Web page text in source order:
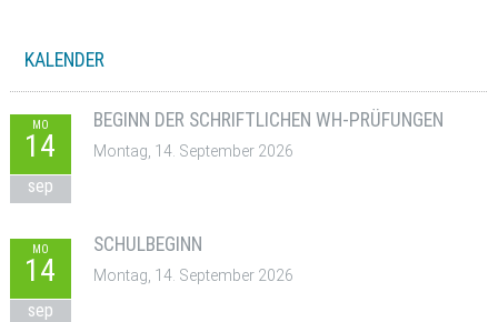
KALENDER
MO
14
sep
BEGINN DER SCHRIFTLICHEN WH-PRÜFUNGEN
Montag, 14. September 2026
MO
14
sep
SCHULBEGINN
Montag, 14. September 2026